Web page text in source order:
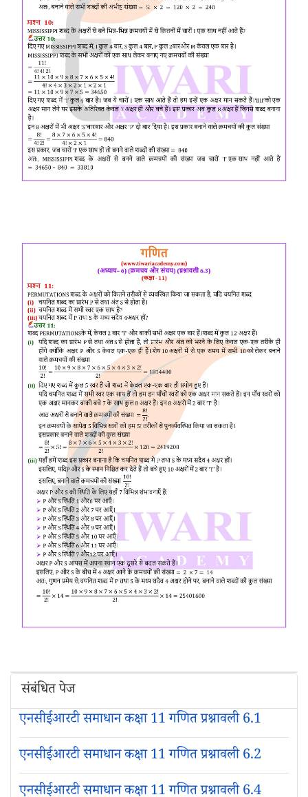
संबंधित पेज
एनसीईआरटी समाधान कक्षा 11 गणित प्रश्नावली 6.1
एनसीईआरटी समाधान कक्षा 11 गणित प्रश्नावली 6.2
एनसीईआरटी समाधान कक्षा 11 गणित प्रश्नावली 6.4